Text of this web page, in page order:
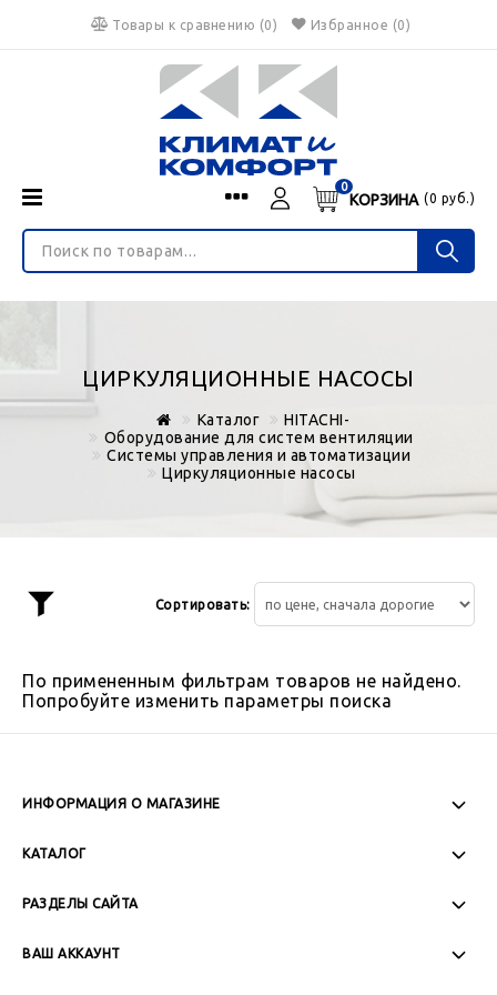
Товары к сравнению (0) Избранное (0)
Menu
Войти
€ $ руб.
КОРЗИНА
0
(0 руб.)
О нас
НЕ ЯВЛЯЕТСЯ ПУБЛИЧНОЙ ОФЕРТОЙ
Доставка и оплата
Блог
Контакты
ЦИРКУЛЯЦИОННЫЕ НАСОСЫ
Каталог
HITACHI-
Оборудование для систем вентиляции
Системы управления и автоматизации
Циркуляционные насосы
Сортировать:
По примененным фильтрам товаров не найдено.
Попробуйте изменить параметры поиска
ИНФОРМАЦИЯ О МАГАЗИНЕ
Сб-Вс: Выходной
КАТАЛОГ
РАЗДЕЛЫ САЙТА
ВАШ АККАУНТ